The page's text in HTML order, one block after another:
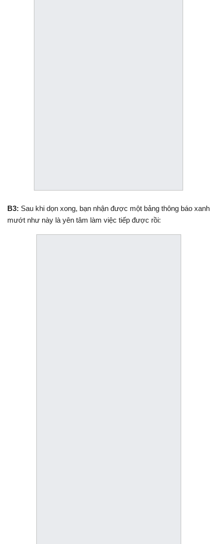
B3: Sau khi dọn xong, bạn nhận được một bảng thông báo xanh
mướt như này là yên tâm làm việc tiếp được rồi: